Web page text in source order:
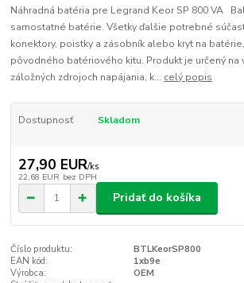
Náhradná batéria pre Legrand Keor SP 800 VA
samostatné batérie. Všetky ďalšie potrebné
konektory, poistky a zásobník alebo kryt na
pôvodného batériového kitu. Produkt je určený na
záložných zdrojoch napájania, k... celý popis
Dostupnosť Skladom
27,90 EUR/ks
22,68 EUR bez DPH
Pridať do košíka
Číslo produktu:
BTLKeorSP800
EAN kód:
1xb9e
Výrobca:
OEM